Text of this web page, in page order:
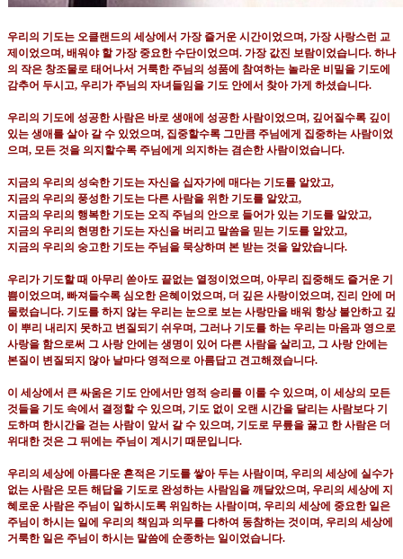
우리의 기도는 오클랜드의 세상에서 가장 즐거운 시간이었으며, 가장 사랑스런 교
제이었으며, 배워야 할 가장 중요한 수단이었으며. 가장 값진 보람이었습니다. 하나
의 작은 창조물로 태어나서 거룩한 주님의 성품에 참여하는 놀라운 비밀을 기도에
감추어 두시고, 우리가 주님의 자녀들임을 기도 안에서 찾아 가게 하셨습니다.
우리의 기도에 성공한 사람은 바로 생애에 성공한 사람이었으며, 깊어질수록 깊이
있는 생애를 살아 갈 수 있었으며, 집중할수록 그만큼 주님에게 집중하는 사람이었
으며, 모든 것을 의지할수록 주님에게 의지하는 겸손한 사람이었습니다.
지금의 우리의 성숙한 기도는 자신을 십자가에 매다는 기도를 알았고,
지금의 우리의 풍성한 기도는 다른 사람을 위한 기도를 알았고,
지금의 우리의 행복한 기도는 오직 주님의 안으로 들어가 있는 기도를 알았고,
지금의 우리의 현명한 기도는 자신을 버리고 말씀을 믿는 기도를 알았고,
지금의 우리의 숭고한 기도는 주님을 묵상하며 본 받는 것을 알았습니다.
우리가 기도할 때 아무리 쏟아도 끝없는 열정이었으며, 아무리 집중해도 즐거운 기
쁨이었으며, 빠져들수록 심오한 은혜이었으며, 더 깊은 사랑이었으며, 진리 안에 머
물렀습니다. 기도를 하지 않는 우리는 눈으로 보는 사랑만을 배워 항상 불안하고 깊
이 뿌리 내리지 못하고 변질되기 쉬우며, 그러나 기도를 하는 우리는 마음과 영으로
사랑을 함으로써 그 사랑 안에는 생명이 있어 다른 사람을 살리고, 그 사랑 안에는
본질이 변질되지 않아 날마다 영적으로 아름답고 견고해졌습니다.
이 세상에서 큰 싸움은 기도 안에서만 영적 승리를 이룰 수 있으며, 이 세상의 모든
것들을 기도 속에서 결정할 수 있으며, 기도 없이 오랜 시간을 달리는 사람보다 기
도하며 한시간을 걷는 사람이 앞서 갈 수 있으며, 기도로 무릎을 꿇고 한 사람은 더
위대한 것은 그 뒤에는 주님이 계시기 때문입니다.
우리의 세상에 아름다운 흔적은 기도를 쌓아 두는 사람이며, 우리의 세상에 실수가
없는 사람은 모든 해답을 기도로 완성하는 사람임을 깨달았으며, 우리의 세상에 지
혜로운 사람은 주님이 일하시도록 위임하는 사람이며, 우리의 세상에 중요한 일은
주님이 하시는 일에 우리의 책임과 의무를 다하여 동참하는 것이며, 우리의 세상에
거룩한 일은 주님이 하시는 말씀에 순종하는 일이었습니다.